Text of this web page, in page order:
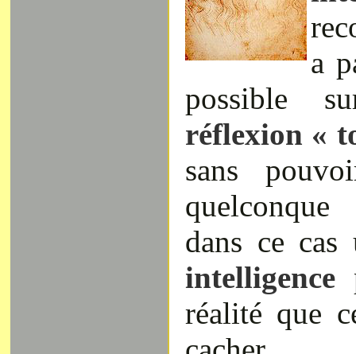
a
possible
réflexion «
sans
dans ce
intelligence
réalité que